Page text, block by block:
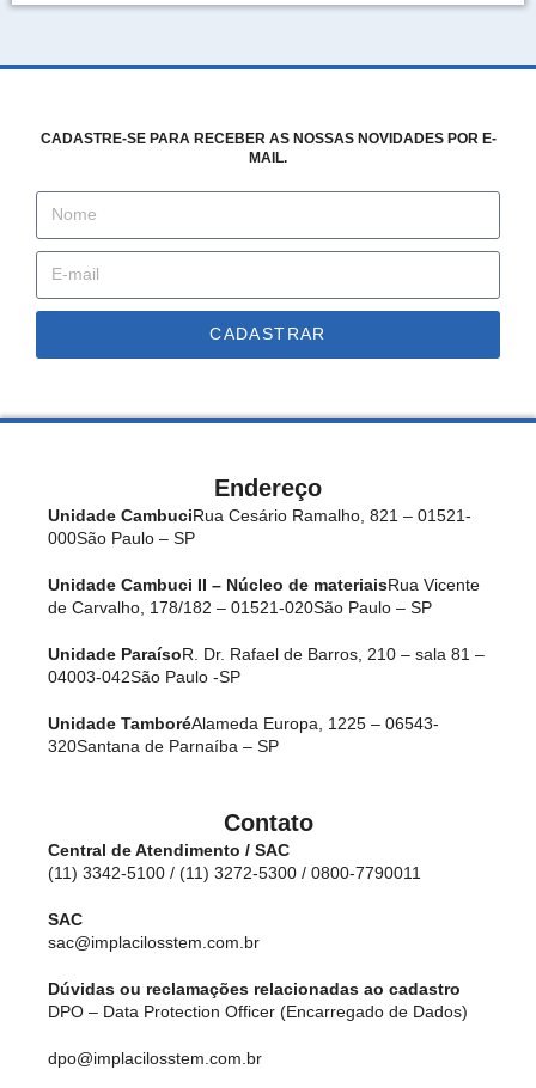
CADASTRE-SE PARA RECEBER AS NOSSAS NOVIDADES POR E-
MAIL.
CADASTRAR
Endereço
Unidade CambuciRua Cesário Ramalho, 821 – 01521-
000São Paulo – SP
Unidade Cambuci II – Núcleo de materiaisRua Vicente
de Carvalho, 178/182 – 01521-020São Paulo – SP
Unidade ParaísoR. Dr. Rafael de Barros, 210 – sala 81 –
04003-042São Paulo -SP
Unidade TamboréAlameda Europa, 1225 – 06543-
320Santana de Parnaíba – SP
Contato
Central de Atendimento / SAC
(11) 3342-5100 / (11) 3272-5300 / 0800-7790011
SAC
sac@implacilosstem.com.br
Dúvidas ou reclamações relacionadas ao cadastro
DPO – Data Protection Officer (Encarregado de Dados)
dpo@implacilosstem.com.br